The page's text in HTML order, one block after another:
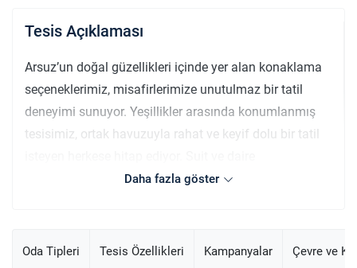
Tesis Açıklaması
Arsuz’un doğal güzellikleri içinde yer alan konaklama
seçeneklerimiz, misafirlerimize unutulmaz bir tatil
deneyimi sunuyor. Yeşillikler arasında konumlanmış
tesisimiz, ortak havuzuyla rahat ve keyif dolu bir tatil
seçenekleriyle farklı ihtiyaçlara uygun konaklama
genelinde ücretsiz yüksek hızlı internet erişimi mevcut
Daha fazla göster
Oda Tipleri Tesis Özellikleri Kampanyalar Çevre ve